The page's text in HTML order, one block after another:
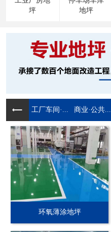
坪
地坪
工厂车间·... 商业·公共...
环氧薄涂地坪